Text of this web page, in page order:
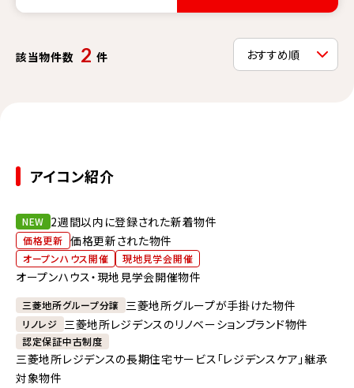
該当物件数 2 件
アイコン紹介
NEW 2週間以内に登録された新着物件
価格更新 価格更新された物件
オープンハウス開催 現地見学会開催
オープンハウス・現地見学会開催物件
三菱地所グループ分譲 三菱地所グループが手掛けた物件
リノレジ 三菱地所レジデンスのリノベーションブランド物件
認定保証中古制度
三菱地所レジデンスの長期住宅サービス「レジデンスケア」継承
対象物件